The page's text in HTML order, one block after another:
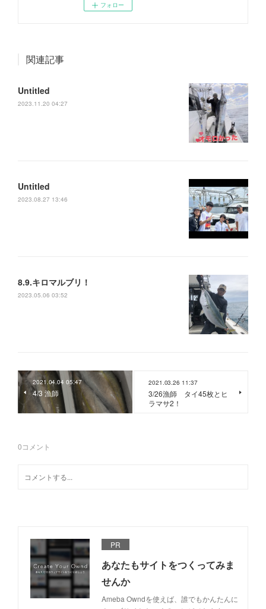
フォロー
関連記事
Untitled
2023.11.20 04:27
Untitled
2023.08.27 13:46
8.9.キロマルブリ！
2023.05.06 03:52
2021.04.04 05:47
4/3 漁師
2021.03.26 11:37
3/26漁師 タイ45枚とヒ
ラマサ2！
0コメント
PR
あなたもサイトをつくってみま
せんか
Ameba Owndを使えば、誰でもかんたんに